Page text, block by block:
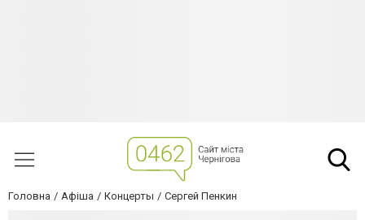
Головна Афіша Концерты Сергей Пенкин